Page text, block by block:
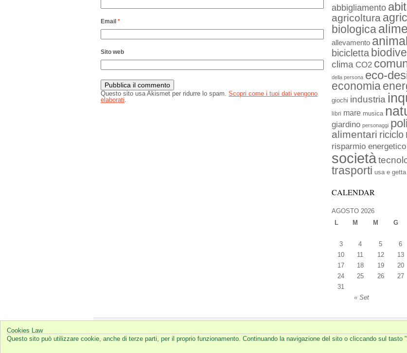
Cookies Law
Questo sito può utilizzare cookie, anche di terze parti, per il proprio funzionamento. Continuando la navigazione del sito o cliccando sul tasto
Email *
Sito web
Questo sito usa Akismet per ridurre lo spam. Scopri come i tuoi dati vengono
elaborati.
abbigliamento
agricoltura
biologica
allevamento
bicicletta
clima CO2
della persona eco-
economia
giochi industria
libri mare musica
giardino personaggi
alimentari riciclo
risparmio energetico
società
trasporti usa e getta
CALENDAR
AGOSTO 2026
L
M M G
« Set
3
4 5 6
10
11 12 13
17
18 19 20
24
25 26 27
31
© 2026Bioimita